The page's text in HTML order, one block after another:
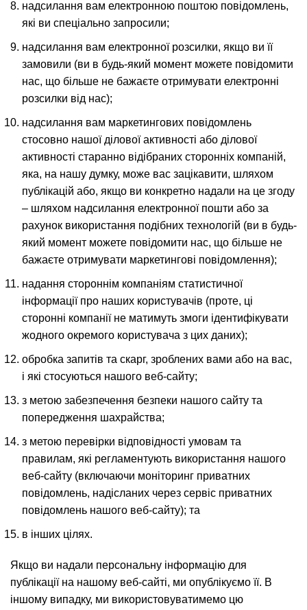
надсилання вам електронною поштою повідомлень,
які ви спеціально запросили;
надсилання вам електронної розсилки, якщо ви її
замовили (ви в будь-який момент можете повідомити
нас, що більше не бажаєте отримувати електронні
розсилки від нас);
надсилання вам маркетингових повідомлень
стосовно нашої ділової активності або ділової
активності старанно відібраних сторонніх компаній,
яка, на нашу думку, може вас зацікавити, шляхом
публікацій або, якщо ви конкретно надали на це згоду
– шляхом надсилання електронної пошти або за
рахунок використання подібних технологій (ви в будь-
який момент можете повідомити нас, що більше не
бажаєте отримувати маркетингові повідомлення);
надання стороннім компаніям статистичної
інформації про наших користувачів (проте, ці
сторонні компанії не матимуть змоги ідентифікувати
жодного окремого користувача з цих даних);
обробка запитів та скарг, зроблених вами або на вас,
і які стосуються нашого веб-сайту;
з метою забезпечення безпеки нашого сайту та
попередження шахрайства;
з метою перевірки відповідності умовам та
правилам, які регламентують використання нашого
веб-сайту (включаючи моніторинг приватних
повідомлень, надісланих через сервіс приватних
повідомлень нашого веб-сайту); та
в інших цілях.
Якщо ви надали персональну інформацію для
публікації на нашому веб-сайті, ми опублікуємо її. В
іншому випадку, ми використовуватимемо цю